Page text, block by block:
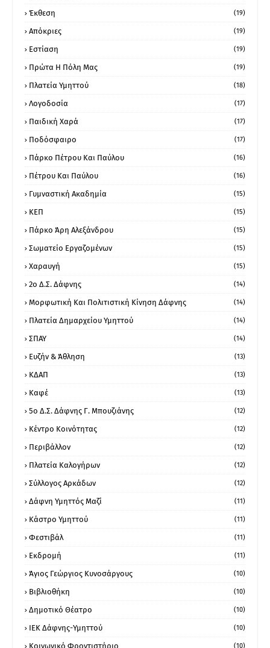
Έκθεση (19)
Απόκριες (19)
Εστίαση (19)
Πρώτα Η Πόλη Μας (19)
Πλατεία Υμηττού (18)
Λογοδοσία (17)
Παιδική Χαρά (17)
Ποδόσφαιρο (17)
Πάρκο Πέτρου Και Παύλου (16)
Πέτρου Και Παύλου (16)
Γυμναστική Ακαδημία (15)
ΚΕΠ (15)
Πάρκο Άρη Αλεξάνδρου (15)
Σωματείο Εργαζομένων (15)
Χαραυγή (15)
2ο Δ.Σ. Δάφνης (14)
Μορφωτική Και Πολιτιστική Κίνηση Δάφνης (14)
Πλατεία Δημαρχείου Υμηττού (14)
ΣΠΑΥ (14)
Ευζήν & Άθληση (13)
ΚΔΑΠ (13)
Καφέ (13)
5ο Δ.Σ. Δάφνης Γ. Μπουζιάνης (12)
Κέντρο Κοινότητας (12)
Περιβάλλον (12)
Πλατεία Καλογήρων (12)
Σύλλογος Αρκάδων (12)
Δάφνη Υμηττός Μαζί (11)
Κάστρο Υμηττού (11)
Φεστιβάλ (11)
Εκδρομή (11)
Άγιος Γεώργιος Κυνοσάργους (10)
Βιβλιοθήκη (10)
Δημοτικό Θέατρο (10)
ΙΕΚ Δάφνης-Υμηττού (10)
Κοινωνικό Φροντιστήριο (10)